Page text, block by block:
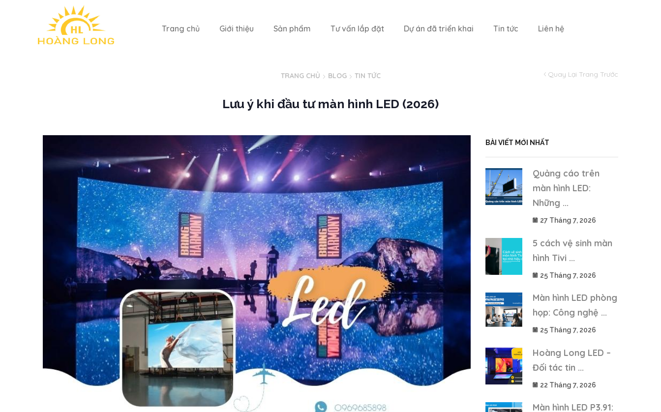
Trang chủ Giới thiệu Sản phẩm Tư vấn lắp đặt Dự án đã triển khai Tin tức Liên hệ
Quay Lại Trang Trước
TRANG CHỦ BLOG TIN TỨC
Lưu ý khi đầu tư màn hình LED (2026)
BÀI VIẾT MỚI NHẤT
Quảng cáo trên
màn hình LED:
Những ...
27 Tháng 7, 2026
5 cách vệ sinh màn
hình Tivi ...
25 Tháng 7, 2026
Màn hình LED phòng
họp: Công nghệ ...
25 Tháng 7, 2026
Hoàng Long LED –
Đối tác tin ...
22 Tháng 7, 2026
Màn hình LED P3.91: